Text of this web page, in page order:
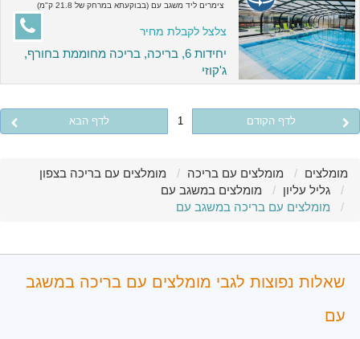
צימרים ליד משגב עם (בבוקעתא במרחק של 21.8 ק"מ)
צלצל לקבלת מחיר
יחידות 6, בריכה, בריכה מחוממת בחורף,
ג'קוזי
לדף הקודם 1 לדף הבא
מומלצים מומלצים עם בריכה
מומלצים עם בריכה בצפון
גליל עליון
מומלצים במשגב עם
מומלצים עם בריכה במשגב עם
שאלות נפוצות לגבי מומלצים עם בריכה במשגב
עם